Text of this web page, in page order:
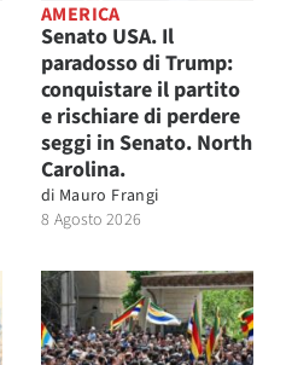
AMERICA
Senato USA. Il
paradosso di Trump:
conquistare il partito
e rischiare di perdere
seggi in Senato. North
Carolina.
di Mauro Frangi
8 Agosto 2026